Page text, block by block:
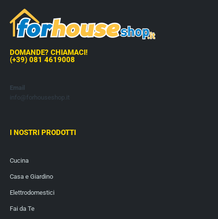
DOMANDE? CHIAMACI!
(+39) 081 4619008
Email
info@forhouseshop.it
I NOSTRI PRODOTTI
Cucina
Casa e Giardino
Elettrodomestici
Fai da Te